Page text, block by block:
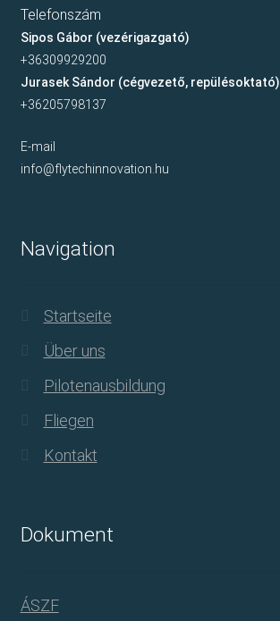
Telefonszám
Sipos Gábor (vezérigazgató)
+36309929200
Jurasek Sándor (cégvezető, repülésoktató)
+36205798137
E-mail
info@flytechinnovation.hu
Navigation
Startseite
Über uns
Pilotenausbildung
Fliegen
Kontakt
Dokument
ÁSZF